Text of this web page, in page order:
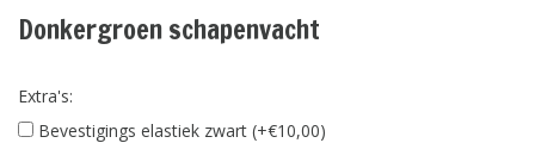
Donkergroen schapenvacht
Extra's:
Bevestigings elastiek zwart (+€10,00)